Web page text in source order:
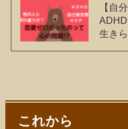
【自
生き
これから